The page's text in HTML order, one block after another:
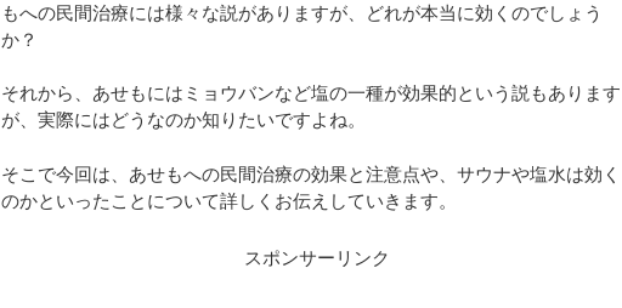
もへの民間治療には様々な説がありますが、どれが本当に効くのでしょう
か？
それから、あせもにはミョウバンなど塩の一種が効果的という説もあります
が、実際にはどうなのか知りたいですよね。
そこで今回は、あせもへの民間治療の効果と注意点や、サウナや塩水は効く
のかといったことについて詳しくお伝えしていきます。
スポンサーリンク